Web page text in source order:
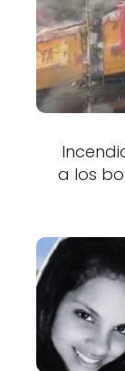
a los